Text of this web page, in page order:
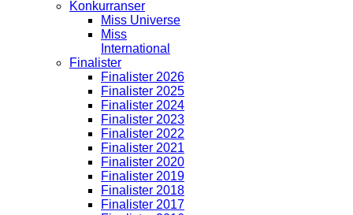
Konkurranser
Miss Universe
Miss
International
Finalister
Finalister 2026
Finalister 2025
Finalister 2024
Finalister 2023
Finalister 2022
Finalister 2021
Finalister 2020
Finalister 2019
Finalister 2018
Finalister 2017